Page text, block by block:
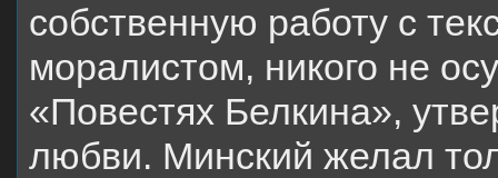
собственную работу с
моралистом, никого не
«Повестях Белкина»,
любви. Минский желал